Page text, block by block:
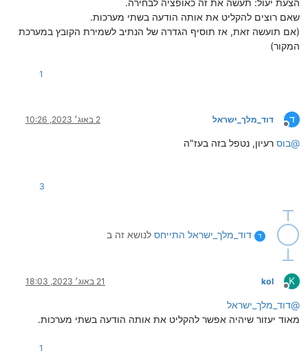
הצעת יעול: תעשה את זה כאופציה לבחירה.
שאם רוצים להקליט את אותה הודעה בשתי מערכות.
(אם תועשה זאת, אז תוסיף הגדרה של הנתיב לשמירת הקובץ במערכת
המקור)
1
ד
מנותק
דוד_מלך_ישראל 2 באוג׳ 2023, 10:26
@בוס רעיון, נטפל בזה בעז"ה
3
ד דוד_מלך_ישראל התייחס לנושא זה ב
K
מנותק
kol 21 באוג׳ 2023, 18:03
@דוד_מלך_ישראל
מאוד יעזור שיהיה אפשר להקליט את אותה הודעה בשתי מערכות.
1